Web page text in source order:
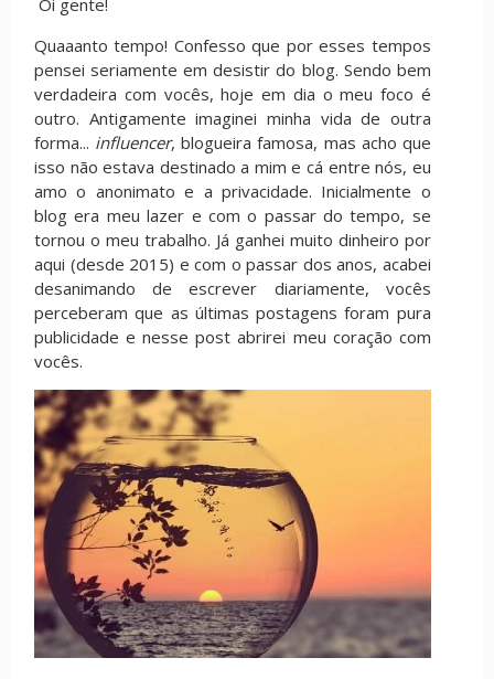
Oi gente!
Quaaanto tempo! Confesso que por esses tempos
pensei seriamente em desistir do blog. Sendo bem
verdadeira com vocês, hoje em dia o meu foco é
outro. Antigamente imaginei minha vida de outra
forma... influencer, blogueira famosa, mas acho que
isso não estava destinado a mim e cá entre nós, eu
amo o anonimato e a privacidade. Inicialmente o
blog era meu lazer e com o passar do tempo, se
tornou o meu trabalho. Já ganhei muito dinheiro por
aqui (desde 2015) e com o passar dos anos, acabei
desanimando de escrever diariamente, vocês
perceberam que as últimas postagens foram pura
publicidade e nesse post abrirei meu coração com
vocês.